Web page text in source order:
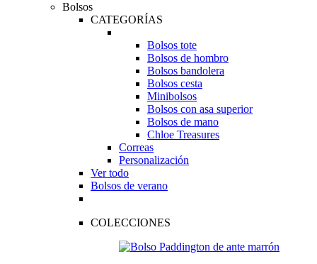
Bolsos
CATEGORÍAS
Bolsos tote
Bolsos de hombro
Bolsos bandolera
Bolsos cesta
Minibolsos
Bolsos con asa superior
Bolsos de mano
Chloe Treasures
Correas
Personalización
Ver todo
Bolsos de verano
COLECCIONES